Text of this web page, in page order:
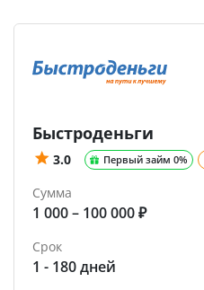
Быстроденьги
3.0 Первый займ 0%
Сумма
1 000 – 100 000 ₽
Срок
1 - 180 дней